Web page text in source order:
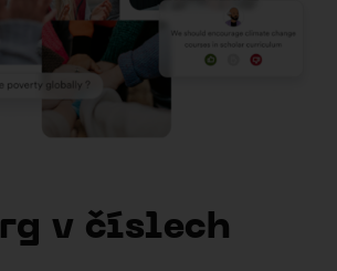
v číslech